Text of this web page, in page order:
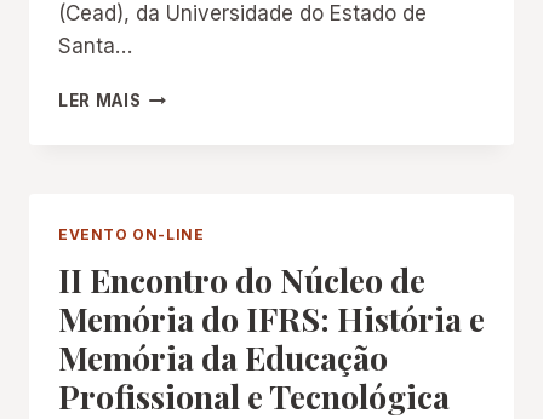
(Cead), da Universidade do Estado de
Santa…
LER MAIS MESA-
HISTÓRIA
DA
EDUCAÇÃO
BRASILEIRA”
EVENTO ON-LINE
II Encontro do Núcleo de
Memória do IFRS: História e
Memória da Educação
Profissional e Tecnológica